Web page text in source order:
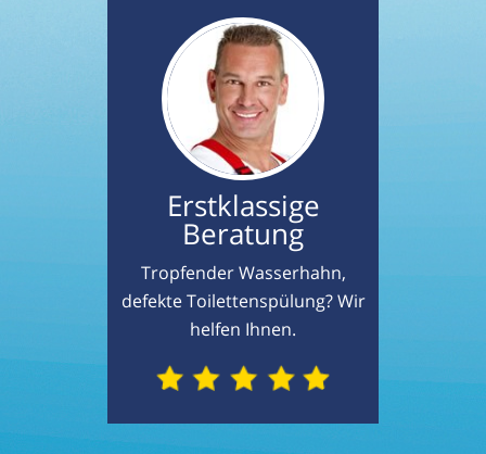
Erstklassige
Beratung
Tropfender Wasserhahn,
defekte Toilettenspülung? Wir
helfen Ihnen.